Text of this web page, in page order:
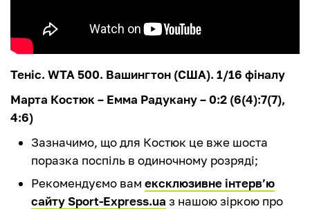
Теніс. WTA 500. Вашингтон (США). 1/16 фіналу
Марта Костюк – Емма Радукану – 0:2 (6(4):7(7),
4:6)
Зазначимо, що для Костюк це вже шоста
поразка поспіль в одиночному розряді;
Рекомендуємо вам ексклюзивне інтерв’ю
сайту Sport-Express.ua з нашою зіркою про